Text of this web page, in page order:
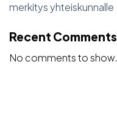
merkitys yhteiskunnalle
Recent Comments
No comments to show.